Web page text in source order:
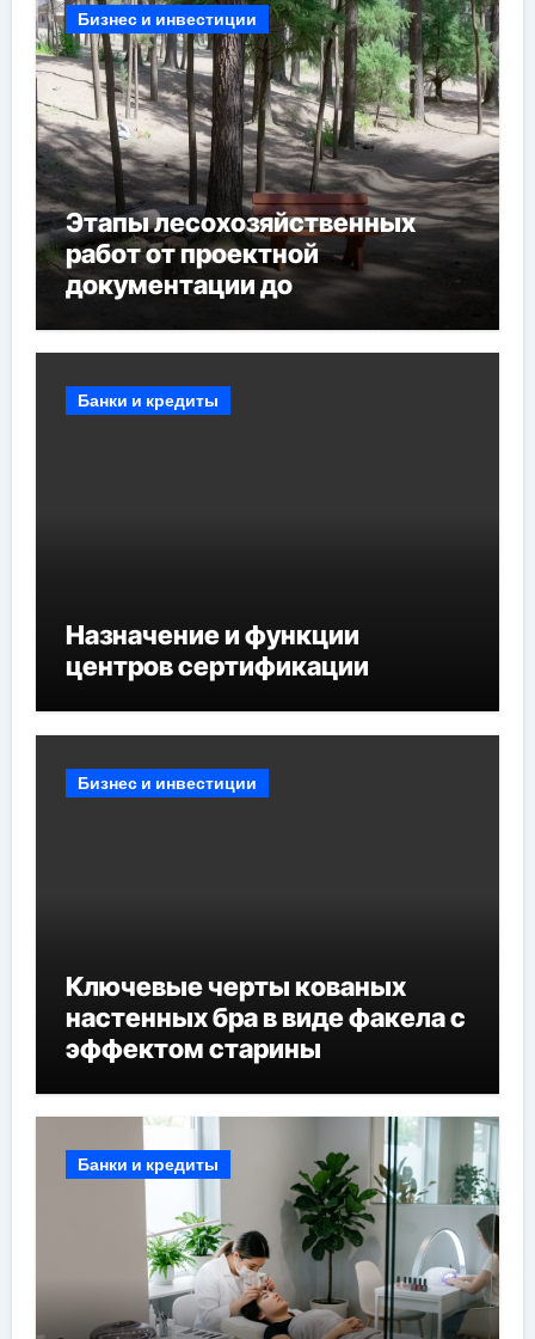
Бизнес и инвестиции
Этапы лесохозяйственных
работ от проектной
документации до
мероприятий и обустройства
Банки и кредиты
Назначение и функции
центров сертификации
Бизнес и инвестиции
Ключевые черты кованых
настенных бра в виде факела с
эффектом старины
Банки и кредиты